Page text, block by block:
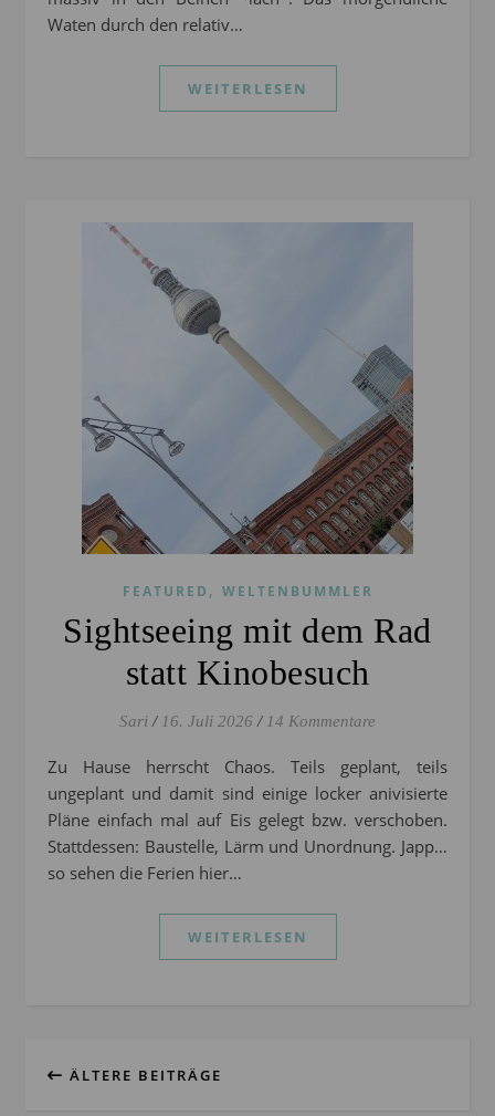
Waten durch den relativ…
WEITERLESEN
FEATURED , WELTENBUMMLER
Sightseeing mit dem Rad
statt Kinobesuch
Sari / 16. Juli 2026 / 14 Kommentare
Zu Hause herrscht Chaos. Teils geplant, teils
ungeplant und damit sind einige locker anivisierte
Pläne einfach mal auf Eis gelegt bzw. verschoben.
Stattdessen: Baustelle, Lärm und Unordnung. Japp…
so sehen die Ferien hier…
WEITERLESEN
ÄLTERE BEITRÄGE